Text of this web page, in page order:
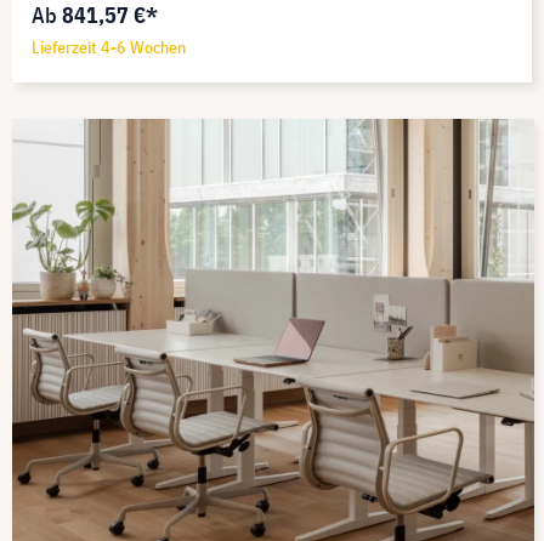
Ab 841,57 €*
Lieferzeit 4-6 Wochen